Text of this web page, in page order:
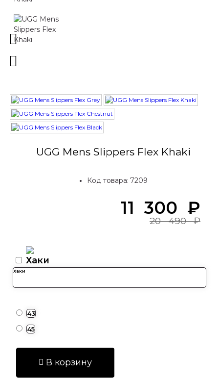
UGG Mens Slippers Flex Khaki
Код товара: 7209
11 300 ₽
20 490₽
Хаки
43
45
В корзину